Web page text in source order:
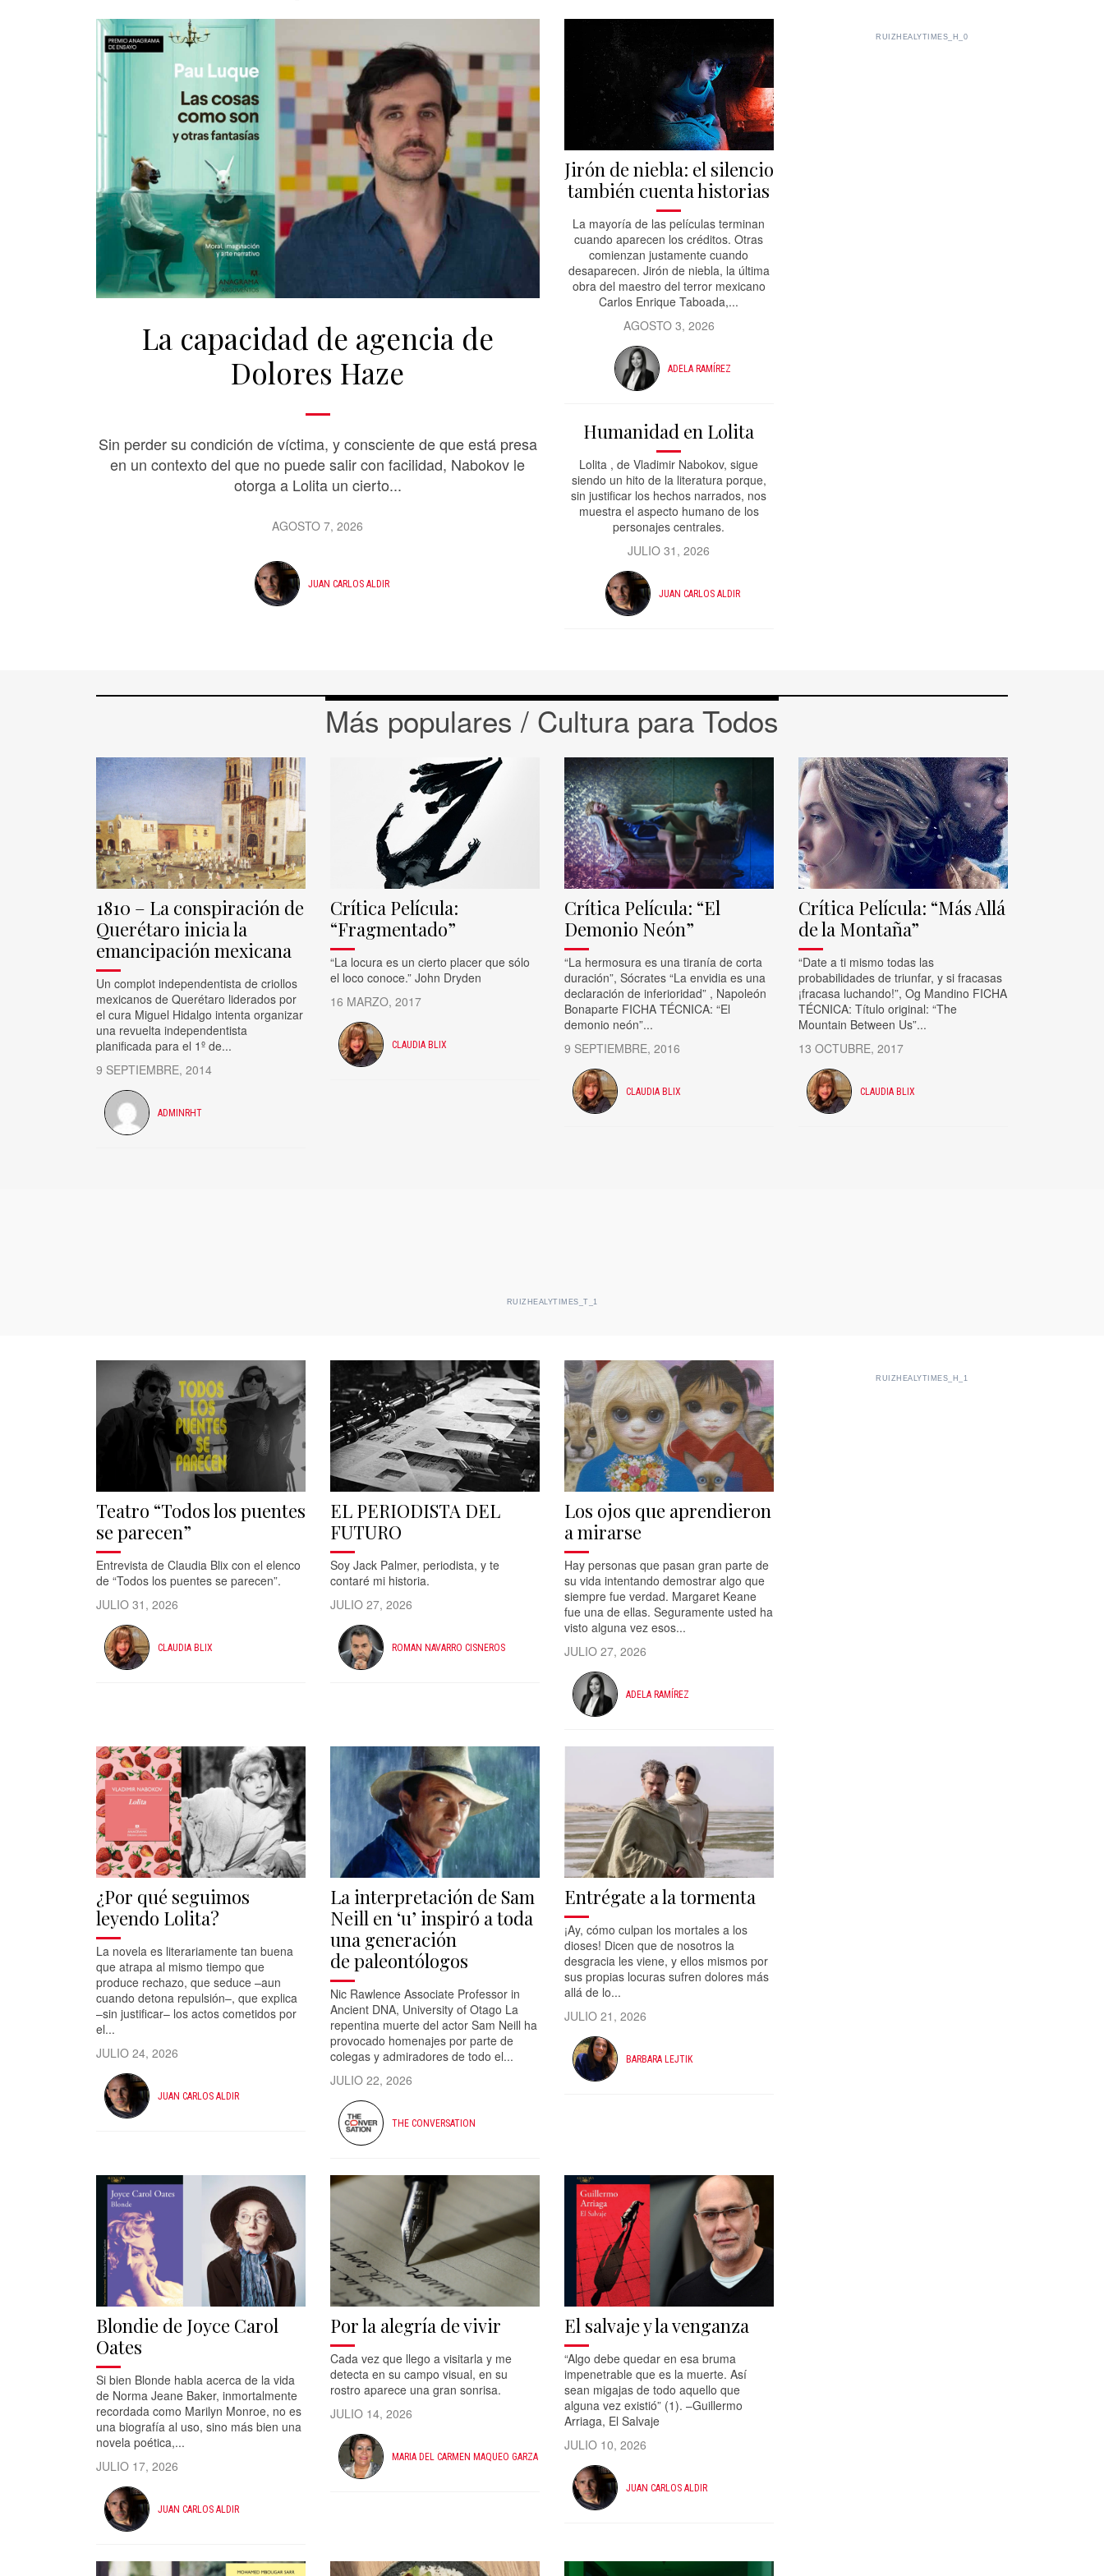
La capacidad de agencia de
Dolores Haze
Sin perder su condición de víctima, y consciente de que está presa
en un contexto del que no puede salir con facilidad, Nabokov le
otorga a Lolita un cierto...
AGOSTO 7, 2026
JUAN CARLOS ALDIR
Jirón de niebla: el silencio
también cuenta historias
La mayoría de las películas terminan
cuando aparecen los créditos. Otras
comienzan justamente cuando
desaparecen. Jirón de niebla, la última
obra del maestro del terror mexicano
Carlos Enrique Taboada,...
AGOSTO 3, 2026
ADELA RAMÍREZ
Humanidad en Lolita
Lolita , de Vladimir Nabokov, sigue
siendo un hito de la literatura porque,
sin justificar los hechos narrados, nos
muestra el aspecto humano de los
personajes centrales.
JULIO 31, 2026
JUAN CARLOS ALDIR
RUIZHEALYTIMES_H_0
Más populares / Cultura para Todos
1810 – La conspiración de
Querétaro inicia la
emancipación mexicana
Un complot independentista de criollos
mexicanos de Querétaro liderados por
el cura Miguel Hidalgo intenta organizar
una revuelta independentista
planificada para el 1º de...
9 SEPTIEMBRE, 2014
ADMINRHT
Crítica Película:
“Fragmentado”
​“La locura es un cierto placer que sólo
el loco conoce.” John Dryden
16 MARZO, 2017
CLAUDIA BLIX
Crítica Película: “El
Demonio Neón”
“La hermosura es una tiranía de corta
duración”, Sócrates “La envidia es una
declaración de inferioridad” , Napoleón
Bonaparte FICHA TÉCNICA: “El
demonio neón”...
9 SEPTIEMBRE, 2016
CLAUDIA BLIX
Crítica Película: “Más Allá
de la Montaña”
“Date a ti mismo todas las
probabilidades de triunfar, y si fracasas
¡fracasa luchando!”, Og Mandino FICHA
TÉCNICA: Título original: “The
Mountain Between Us”...
13 OCTUBRE, 2017
CLAUDIA BLIX
RUIZHEALYTIMES_T_1
Teatro “Todos los puentes
se parecen”
Entrevista de Claudia Blix con el elenco
de “Todos los puentes se parecen”.
JULIO 31, 2026
CLAUDIA BLIX
EL PERIODISTA DEL
FUTURO
Soy Jack Palmer, periodista, y te
contaré mi historia.
JULIO 27, 2026
ROMAN NAVARRO CISNEROS
Los ojos que aprendieron
a mirarse
Hay personas que pasan gran parte de
su vida intentando demostrar algo que
siempre fue verdad. Margaret Keane
fue una de ellas. Seguramente usted ha
visto alguna vez esos...
JULIO 27, 2026
ADELA RAMÍREZ
¿Por qué seguimos
leyendo Lolita?
La novela es literariamente tan buena
que atrapa al mismo tiempo que
produce rechazo, que seduce –aun
cuando detona repulsión–, que explica
–sin justificar– los actos cometidos por
el...
JULIO 24, 2026
JUAN CARLOS ALDIR
La interpretación de Sam
Neill en ‘u’ inspiró a toda
una generación
de paleontólogos
Nic Rawlence Associate Professor in
Ancient DNA, University of Otago La
repentina muerte del actor Sam Neill ha
provocado homenajes por parte de
colegas y admiradores de todo el...
JULIO 22, 2026
THE CONVERSATION
Entrégate a la tormenta
¡Ay, cómo culpan los mortales a los
dioses! Dicen que de nosotros la
desgracia les viene, y ellos mismos por
sus propias locuras sufren dolores más
allá de lo...
JULIO 21, 2026
BARBARA LEJTIK
Blondie de Joyce Carol
Oates
Si bien Blonde habla acerca de la vida
de Norma Jeane Baker, inmortalmente
recordada como Marilyn Monroe, no es
una biografía al uso, sino más bien una
novela poética,...
JULIO 17, 2026
JUAN CARLOS ALDIR
Por la alegría de vivir
Cada vez que llego a visitarla y me
detecta en su campo visual, en su
rostro aparece una gran sonrisa.
JULIO 14, 2026
MARIA DEL CARMEN MAQUEO GARZA
El salvaje y la venganza
“Algo debe quedar en esa bruma
impenetrable que es la muerte. Así
sean migajas de todo aquello que
alguna vez existió” (1). –Guillermo
Arriaga, El Salvaje
JULIO 10, 2026
JUAN CARLOS ALDIR
RUIZHEALYTIMES_H_1